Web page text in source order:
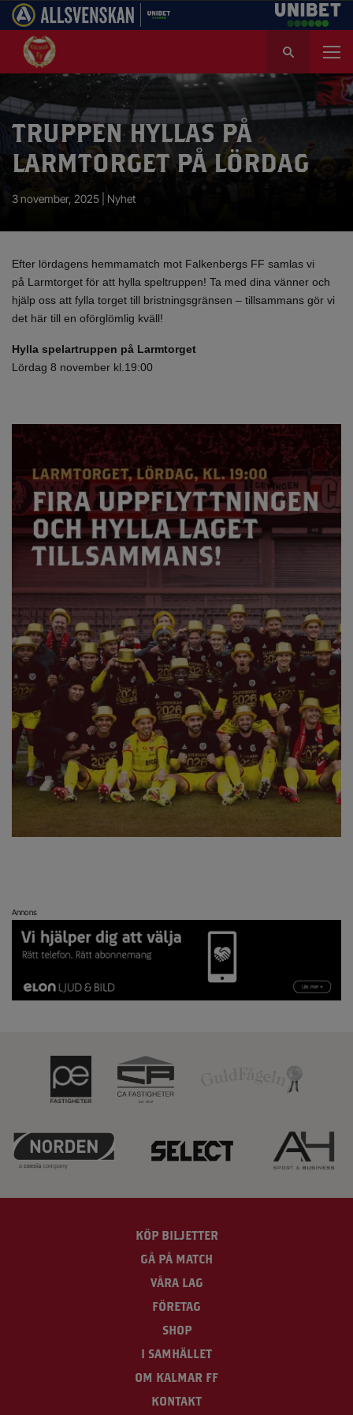
k
TRUPPEN HYLLAS PÅ
LARMTORGET PÅ LÖRDAG
3 november, 2025 | Nyhet
Efter lördagens hemmamatch mot Falkenbergs FF samlas vi
på Larmtorget för att hylla speltruppen! Ta med dina vänner och
hjälp oss att fylla torget till bristningsgränsen – tillsammans gör vi
det här till en oförglömlig kväll!
Hylla spelartruppen på Larmtorget
Lördag 8 november kl.19:00
Annons
KÖP BILJETTER
GÅ PÅ MATCH
VÅRA LAG
FÖRETAG
SHOP
I SAMHÄLLET
OM KALMAR FF
KONTAKT